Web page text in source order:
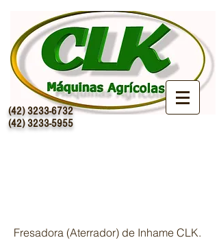
(42) 3233-6732
(42) 3233-5955
Fresadora (Aterrador) de Inhame CLK.